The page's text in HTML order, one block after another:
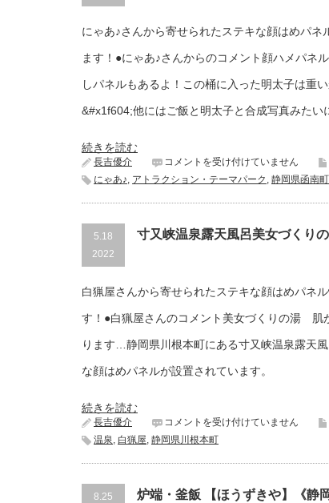
にゃあ♪さんから寄せられたステキな顔はめパネ
ます！●にゃあ♪さんからのコメント顔ハメパネ
しパネルもあるよ！この桶に入った明太子は重
&#x1f604;他にはご飯と明太子と合成写真みたい
続きを読む
長吉優介
か
ね
く
ん
た
ー
ク
豆
《静
岡
県
函
は
コメントを受け付けていません
にゃあ♪, アトラクション・テーマパーク , 静岡県函南町
5.18
2022
寸又峡温泉露天風呂美女づくり
白猟屋さんから寄せられたステキな顔はめパネ
す！●白猟屋さんのコメント美女づくりの湯 肌
ります…静岡県川根本町にある寸又峡温泉露天
な顔はめパネルが設置されています。
続きを読む
長吉優介
寸
又
温
コメントを受け付けていません
温泉, 白猟屋, 静岡県川根本町
8.25
炉端・釜飯 【ほうずきや】《静